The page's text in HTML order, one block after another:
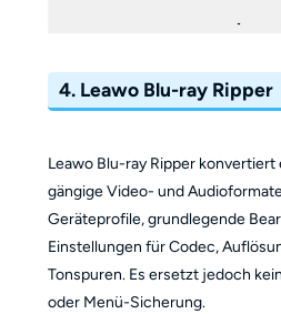
4. Leawo Blu-ray Ripper
Leawo Blu-ray Ripper
gängige Video- und
Geräteprofile, grundlegende
Einstellungen für Codec,
Tonspuren. Es ersetzt jedoch
oder Menü-Sicherung.